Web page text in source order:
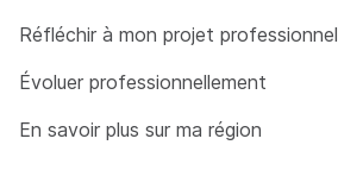
Réfléchir à mon projet professionnel
Évoluer professionnellement
En savoir plus sur ma région